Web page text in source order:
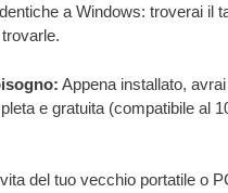
a Windows: troverai il
Appena installato,
e gratuita (compatibile al
del tuo vecchio portatile o